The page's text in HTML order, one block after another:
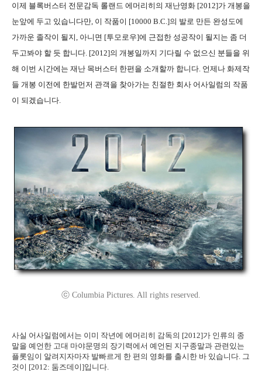
이제 블록버스터 전문감독 롤랜드 에머리히의 재난영화 [2012]가 개봉을
눈앞에 두고 있습니다만, 이 작품이 [10000 B.C.]의 발로 만든 완성도에
가까운 졸작이 될지, 아니면 [투모로우]에 근접한 성공작이 될지는 좀 더
두고봐야 할 듯 합니다. [2012]의 개봉일까지 기다릴 수 없으신 분들을 위
해 이번 시간에는 재난 목버스터 한편을 소개할까 합니다. 언제나 화제작
들 개봉 이전에 한발먼저 관객을 찾아가는 친절한 회사 어사일럼의 작품
이 되겠습니다.
ⓒ Columbia Pictures. All rights reserved.
사실 어사일럼에서는 이미 작년에 에머리히 감독의 [2012]가 인류의 종
말을 예언한 고대 마야문명의 장기력에서 예언된 지구종말과 관련있는
플롯임이 알려지자마자 발빠르게 한 편의 영화를 출시한 바 있습니다. 그
것이 [2012: 둠즈데이]입니다.